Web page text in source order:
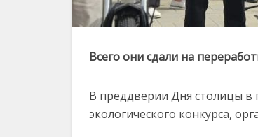
Всего они сдали на
В преддверии Дня столицы в
экологического конкурса,